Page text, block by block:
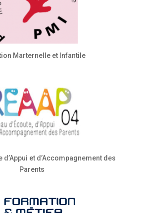
Marternelle et Infantile
d’Appui et d’Accompagnement des
Parents